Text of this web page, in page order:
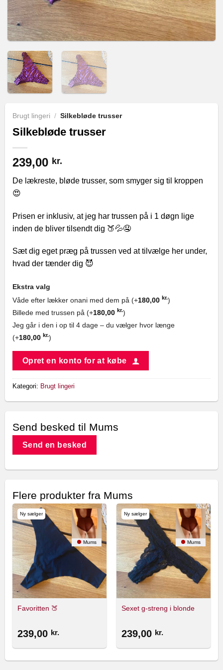
Brugt lingeri / Silkebløde trusser
Silkebløde trusser
239,00 kr.
De lækreste, bløde trusser, som smyger sig til kroppen
😍
Prisen er inklusiv, at jeg har trussen på i 1 døgn lige
inden de bliver tilsendt dig 🍑💦🤤
Sæt dig eget præg på trussen ved at tilvælge her under,
hvad der tænder dig 😈
Ekstra valg
Våde efter lækker onani med dem på (+180,00 kr.)
Billede med trussen på (+180,00 kr.)
Jeg går i den i op til 4 dage – du vælger hvor længe
(+180,00 kr.)
Opret en konto for at købe
Kategori: Brugt lingeri
Send besked til Mums
Send en besked
Flere produkter fra Mums
Ny sælger
Mums
Favoritten 🍑
239,00 kr.
Ny sælger
Mums
Sexet g-streng i blonde
239,00 kr.